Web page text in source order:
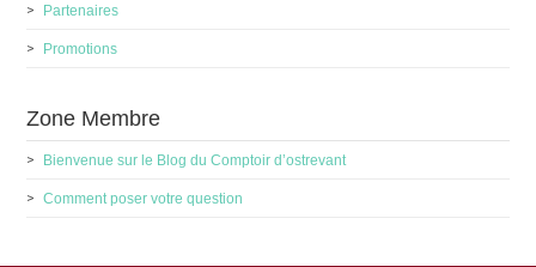
Partenaires
Promotions
Zone Membre
Bienvenue sur le Blog du Comptoir d’ostrevant
Comment poser votre question